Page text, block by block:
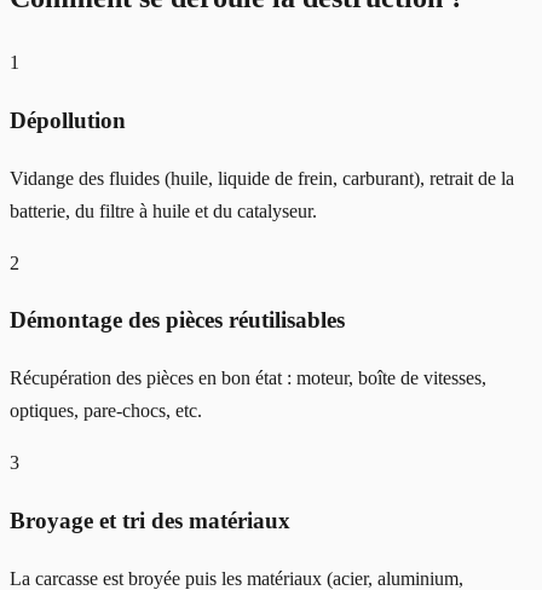
1
Dépollution
Vidange des fluides (huile, liquide de frein, carburant), retrait de la
batterie, du filtre à huile et du catalyseur.
2
Démontage des pièces réutilisables
Récupération des pièces en bon état : moteur, boîte de vitesses,
optiques, pare-chocs, etc.
3
Broyage et tri des matériaux
La carcasse est broyée puis les matériaux (acier, aluminium,